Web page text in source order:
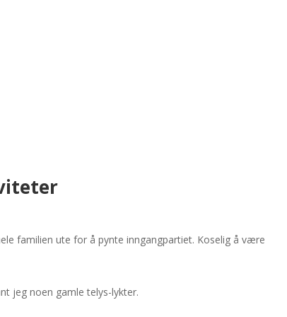
familien ute for å pynte inngangpartiet. Koselig å være
jeg noen gamle telys-lykter.